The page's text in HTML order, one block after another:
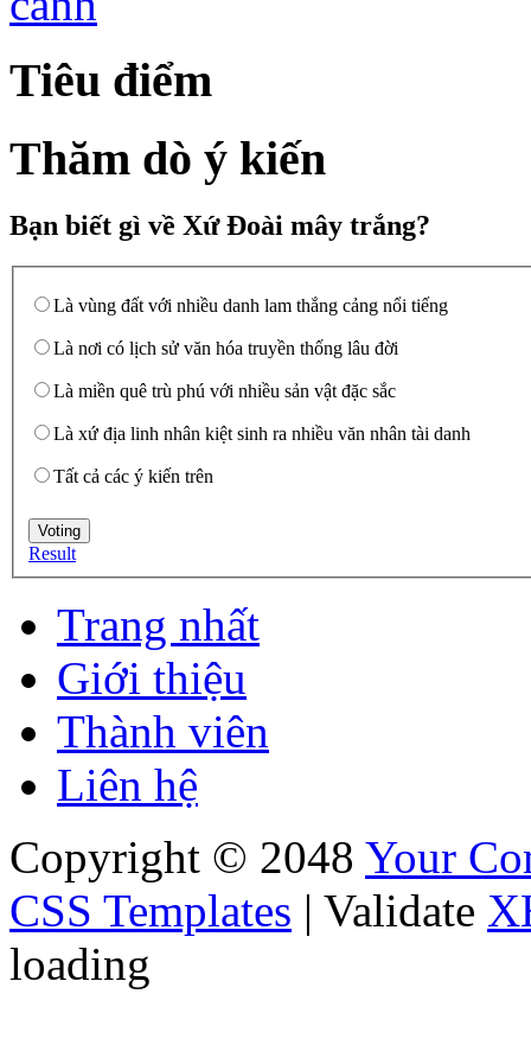
Tiêu điểm
Thăm dò ý kiến
Bạn biết gì về Xứ Đoài mây trắng?
Là vùng đất với nhiều danh lam thắng cảng nổi tiếng
Là nơi có lịch sử văn hóa truyền thống lâu đời
Là miền quê trù phú với nhiều sản vật đặc sắc
Là xứ địa linh nhân kiệt sinh ra nhiều văn nhân tài danh
Tất cả các ý kiến trên
Result
Trang nhất
Giới thiệu
Thành viên
Liên hệ
Copyright © 2048 Your
CSS Templates | Validate
loading